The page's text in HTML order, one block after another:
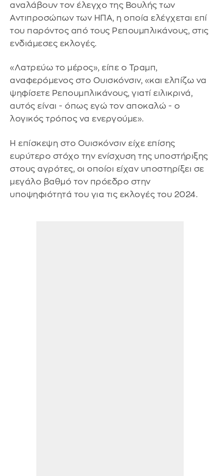
αναλάβουν τον έλεγχο της Βουλής των
Αντιπροσώπων των ΗΠΑ, η οποία ελέγχεται επί
του παρόντος από τους Ρεπουμπλικάνους, στις
ενδιάμεσες εκλογές.
«Λατρεύω το μέρος», είπε ο Τραμπ,
αναφερόμενος στο Ουισκόνσιν, «και ελπίζω να
ψηφίσετε Ρεπουμπλικάνους, γιατί ειλικρινά,
αυτός είναι - όπως εγώ τον αποκαλώ - ο
λογικός τρόπος να ενεργούμε».
Η επίσκεψη στο Ουισκόνσιν είχε επίσης
ευρύτερο στόχο την ενίσχυση της υποστήριξης
στους αγρότες, οι οποίοι είχαν υποστηρίξει σε
μεγάλο βαθμό τον πρόεδρο στην
υποψηφιότητά του για τις εκλογές του 2024.